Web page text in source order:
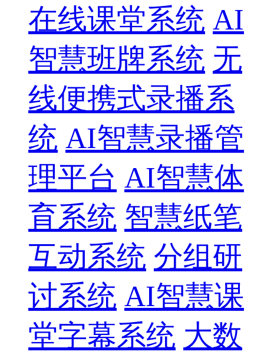
在线课堂系统 AI
智慧班牌系统 无
线便携式录播系
统 AI智慧录播管
理平台 AI智慧体
育系统 智慧纸笔
互动系统 分组研
讨系统 AI智慧课
堂字幕系统 大数